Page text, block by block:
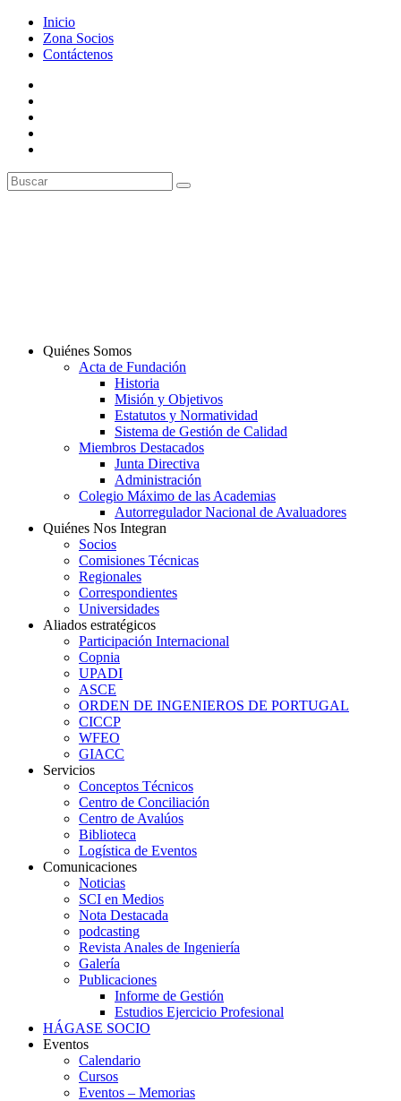
Inicio
Zona Socios
Contáctenos
Quiénes Somos
Acta de Fundación
Historia
Misión y Objetivos
Estatutos y Normatividad
Sistema de Gestión de Calidad
Miembros Destacados
Junta Directiva
Administración
Colegio Máximo de las Academias
Autorregulador Nacional de Avaluadores
Quiénes Nos Integran
Socios
Comisiones Técnicas
Regionales
Correspondientes
Universidades
Aliados estratégicos
Participación Internacional
Copnia
UPADI
ASCE
ORDEN DE INGENIEROS DE PORTUGAL
CICCP
WFEO
GIACC
Servicios
Conceptos Técnicos
Centro de Conciliación
Centro de Avalúos
Biblioteca
Logística de Eventos
Comunicaciones
Noticias
SCI en Medios
Nota Destacada
podcasting
Revista Anales de Ingeniería
Galería
Publicaciones
Informe de Gestión
Estudios Ejercicio Profesional
HÁGASE SOCIO
Eventos
Calendario
Cursos
Eventos – Memorias